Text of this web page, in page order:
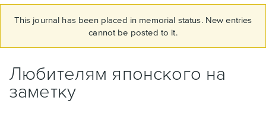
This journal has been placed in memorial status. New entries
cannot be posted to it.
Любителям японского на
заметку